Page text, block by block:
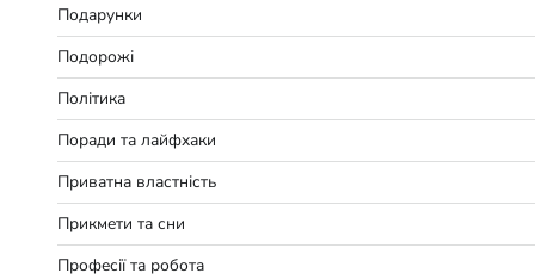
Подарунки
Подорожі
Політика
Поради та лайфхаки
Приватна властність
Прикмети та сни
Професії та робота